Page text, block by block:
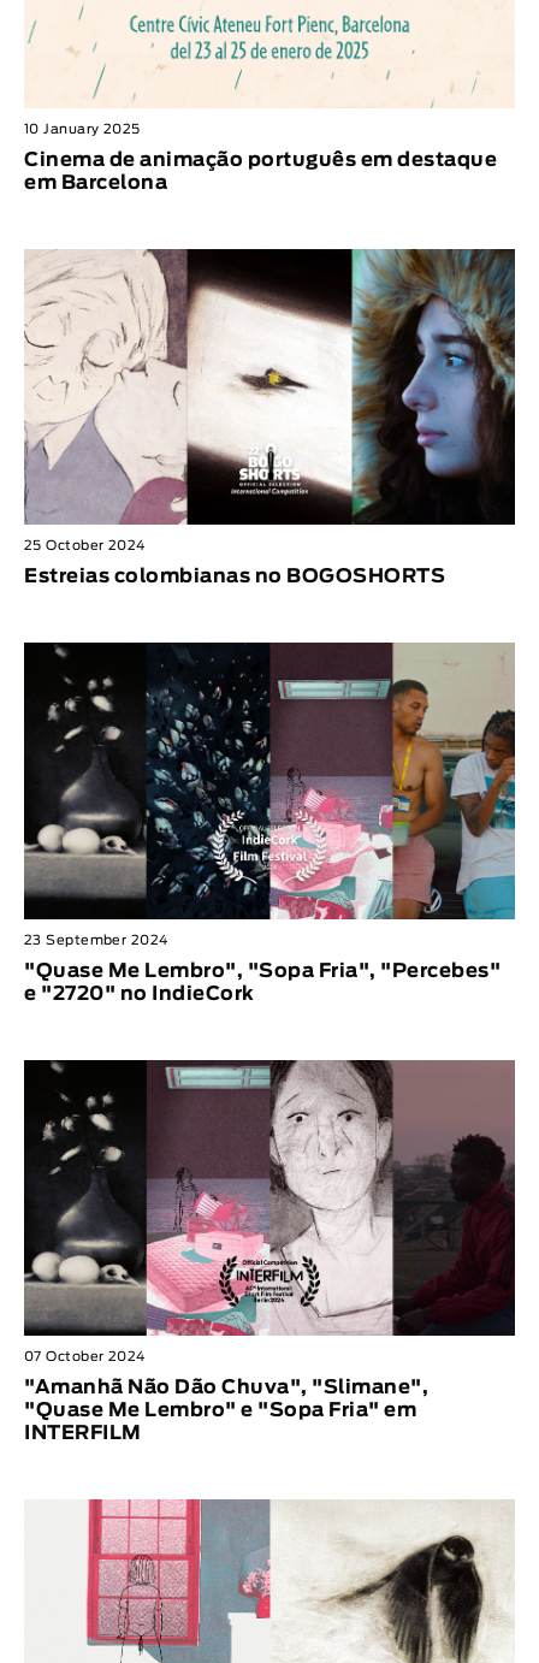
10 January 2025
Cinema de animação português em destaque
em Barcelona
25 October 2024
Estreias colombianas no BOGOSHORTS
23 September 2024
"Quase Me Lembro", "Sopa Fria", "Percebes"
e "2720" no IndieCork
07 October 2024
"Amanhã Não Dão Chuva", "Slimane",
"Quase Me Lembro" e "Sopa Fria" em
INTERFILM